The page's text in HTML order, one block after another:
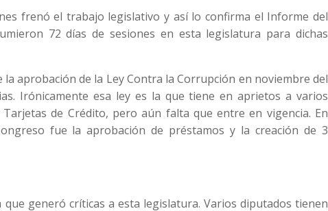
frenó el trabajo legislativo y así lo confirma el Informe del
72 días de sesiones en esta legislatura para dichas
aprobación de la Ley Contra la Corrupción en noviembre del
Irónicamente esa ley es la que tiene en aprietos a varios
de Crédito, pero aún falta que entre en vigencia. En
fue la aprobación de préstamos y la creación de 3
generó críticas a esta legislatura. Varios diputados tienen